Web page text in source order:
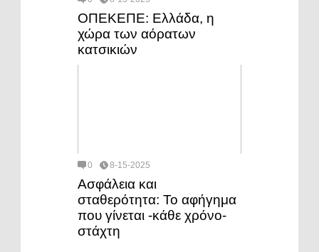
ΟΠΕΚΕΠΕ: Ελλάδα, η
χώρα των αόρατων
κατσικιών
0 8-15-2025
Ασφάλεια και
σταθερότητα: Το αφήγημα
που γίνεται -κάθε χρόνο-
στάχτη